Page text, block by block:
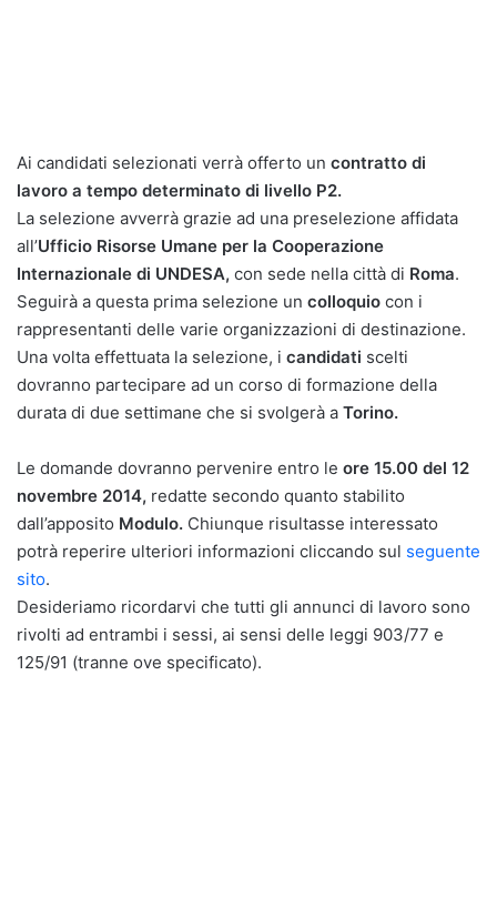
Ai candidati selezionati verrà offerto un contratto di
lavoro a tempo determinato di livello P2.
La selezione avverrà grazie ad una preselezione affidata
all’Ufficio Risorse Umane per la Cooperazione
Internazionale di UNDESA, con sede nella città di Roma.
Seguirà a questa prima selezione un colloquio con i
rappresentanti delle varie organizzazioni di destinazione.
Una volta effettuata la selezione, i candidati scelti
dovranno partecipare ad un corso di formazione della
durata di due settimane che si svolgerà a Torino.
Le domande dovranno pervenire entro le ore 15.00 del 12
novembre 2014, redatte secondo quanto stabilito
dall’apposito Modulo. Chiunque risultasse interessato
potrà reperire ulteriori informazioni cliccando sul seguente
sito.
Desideriamo ricordarvi che tutti gli annunci di lavoro sono
rivolti ad entrambi i sessi, ai sensi delle leggi 903/77 e
125/91 (tranne ove specificato).